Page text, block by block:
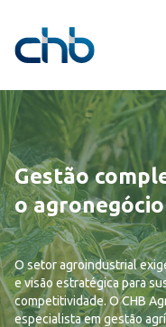
Gestão
o agronegócio
O setor agroindustrial
e visão estratégica para
competitividade. O CHB
especialista em gestão